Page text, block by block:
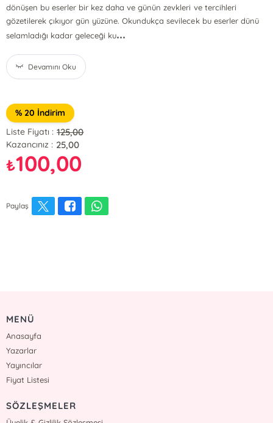
dönüşen bu eserler bir kez daha ve günün zevkleri ve tercihleri
gözetilerek çıkıyor gün yüzüne. Okundukça sevilecek bu eserler dünü
selamladığı kadar geleceği ku...
Devamını Oku
% 20 İndirim
Liste Fiyatı : 125,00
Kazancınız : 25,00
₺100,00
Paylaş
MENÜ
Anasayfa
Yazarlar
Yayıncılar
Fiyat Listesi
SÖZLEŞMELER